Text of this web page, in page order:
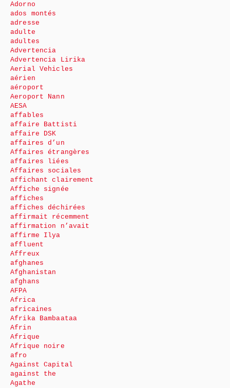
Adorno
ados montés
adresse
adulte
adultes
Advertencia
Advertencia Lirika
Aerial Vehicles
aérien
aéroport
Aeroport Nann
AESA
affables
affaire Battisti
affaire DSK
affaires d’un
Affaires étrangères
affaires liées
Affaires sociales
affichant clairement
Affiche signée
affiches
affiches déchirées
affirmait récemment
affirmation n’avait
affirme Ilya
affluent
Affreux
afghanes
Afghanistan
afghans
AFPA
Africa
africaines
Afrika Bambaataa
Afrin
Afrique
Afrique noire
afro
Against Capital
against the
Agathe